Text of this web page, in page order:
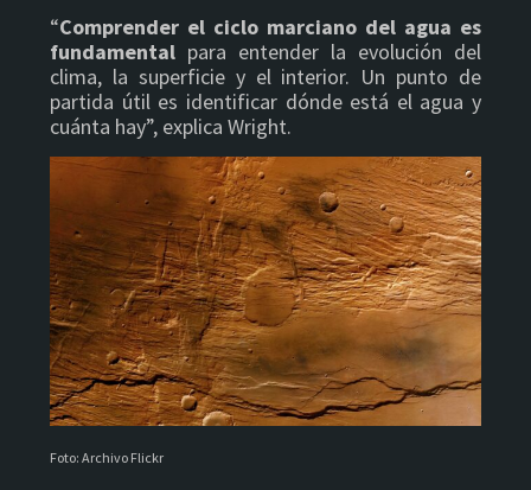
“Comprender el ciclo marciano del agua es
fundamental para entender la evolución del
clima, la superficie y el interior. Un punto de
partida útil es identificar dónde está el agua y
cuánta hay”, explica Wright.
Foto: Archivo Flickr